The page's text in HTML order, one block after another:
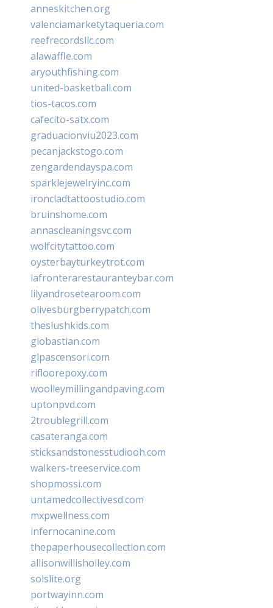
anneskitchen.org
valenciamarketytaqueria.com
reefrecordsllc.com
alawaffle.com
aryouthfishing.com
united-basketball.com
tios-tacos.com
cafecito-satx.com
graduacionviu2023.com
pecanjackstogo.com
zengardendayspa.com
sparklejewelryinc.com
ironcladtattoostudio.com
bruinshome.com
annascleaningsvc.com
wolfcitytattoo.com
oysterbayturkeytrot.com
lafronterarestauranteybar.com
lilyandrosetearoom.com
olivesburgberrypatch.com
theslushkids.com
giobastian.com
glpascensori.com
rifloorepoxy.com
woolleymillingandpaving.com
uptonpvd.com
2troublegrill.com
casateranga.com
sticksandstonesstudiooh.com
walkers-treeservice.com
shopmossi.com
untamedcollectivesd.com
mxpwellness.com
infernocanine.com
thepaperhousecollection.com
allisonwillisholley.com
solslite.org
portwayinn.com